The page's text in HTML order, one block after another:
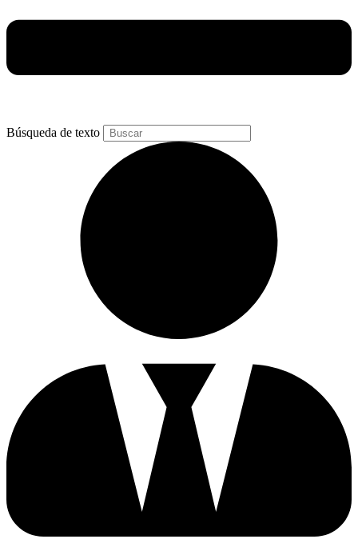
Búsqueda de texto